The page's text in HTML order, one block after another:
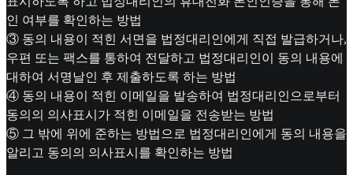
인 여부를 확인하는 방법
③ 동의 내용이 적힌 서면을 법정대리인에게 직접 발급하거나,
우편 또는 팩스를 통하여 전달하고 법정대리인이 동의 내용에
대하여 서명날인 후 제출하도록 하는 방법
④ 동의 내용이 적힌 이메일을 발송하여 법정대리인으로부터
동의의 의사표시가 적힌 이메일을 전송받는 방법
⑤ 그 밖에 위에 준하는 방법으로 법정대리인에게 동의 내용을
알리고 동의의 의사표시를 확인하는 방법